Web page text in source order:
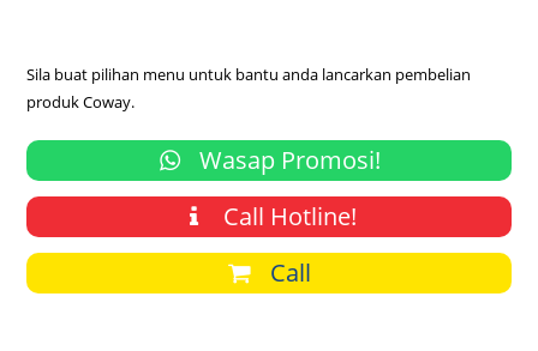
Sila buat pilihan menu untuk bantu anda lancarkan pembelian
produk Coway.
Wasap Promosi!
Call Hotline!
Call